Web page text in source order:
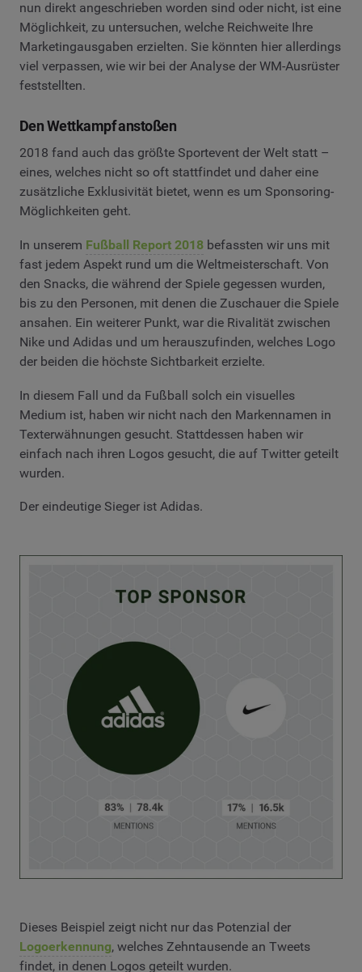
nun direkt angeschrieben worden sind oder nicht, ist eine
Möglichkeit, zu untersuchen, welche Reichweite Ihre
Marketingausgaben erzielten. Sie könnten hier allerdings
viel verpassen, wie wir bei der Analyse der WM-Ausrüster
feststellten.
Den Wettkampf anstoßen
2018 fand auch das größte Sportevent der Welt statt –
eines, welches nicht so oft stattfindet und daher eine
zusätzliche Exklusivität bietet, wenn es um Sponsoring-
Möglichkeiten geht.
In unserem Fußball Report 2018 befassten wir uns mit
fast jedem Aspekt rund um die Weltmeisterschaft. Von
den Snacks, die während der Spiele gegessen wurden,
bis zu den Personen, mit denen die Zuschauer die Spiele
ansahen. Ein weiterer Punkt, war die Rivalität zwischen
Nike und Adidas und um herauszufinden, welches Logo
der beiden die höchste Sichtbarkeit erzielte.
In diesem Fall und da Fußball solch ein visuelles
Medium ist, haben wir nicht nach den Markennamen in
Texterwähnungen gesucht. Stattdessen haben wir
einfach nach ihren Logos gesucht, die auf Twitter geteilt
wurden.
Der eindeutige Sieger ist Adidas.
Dieses Beispiel zeigt nicht nur das Potenzial der
Logoerkennung, welches Zehntausende an Tweets
findet, in denen Logos geteilt wurden.